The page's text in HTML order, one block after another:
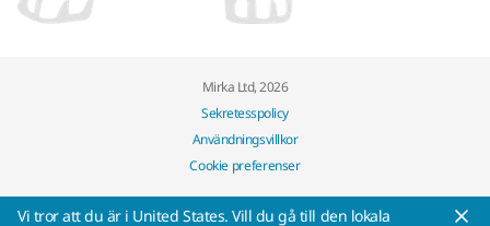
Mirka Ltd, 2026
Sekretesspolicy
Användningsvillkor
Cookie preferenser
Vi tror att du är i United States. Vill du gå till den lokala